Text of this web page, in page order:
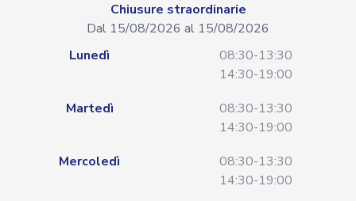
Chiusure straordinarie
Dal 15/08/2026 al 15/08/2026
Lunedì
08:30-13:30
14:30-19:00
Martedì
08:30-13:30
14:30-19:00
Mercoledì
08:30-13:30
14:30-19:00